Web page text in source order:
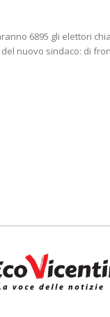
6895 gli elettori
nuovo sindaco: di